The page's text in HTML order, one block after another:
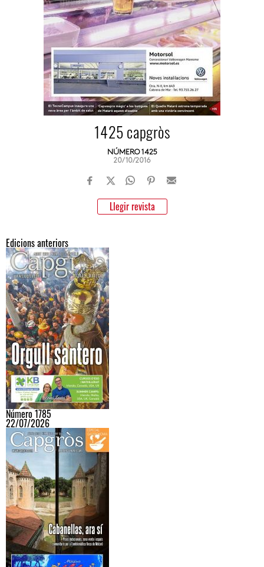
1425 capgròs
NÚMERO 1425
20/10/2016
Llegir revista
Edicions anteriors
Número 1785
22/07/2026